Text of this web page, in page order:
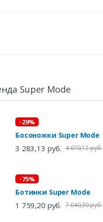
Super Mode
-29%
Босоножки Super Mode
3 283,13 руб. 4 670,12 руб.
-75%
Ботинки Super Mode
1 759,20 руб. 7 040,30 руб.